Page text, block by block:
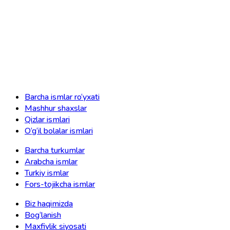
Barcha ismlar ro‘yxati
Mashhur shaxslar
Qizlar ismlari
O‘g‘il bolalar ismlari
Barcha turkumlar
Arabcha ismlar
Turkiy ismlar
Fors-tojikcha ismlar
Biz haqimizda
Bog‘lanish
Maxfiylik siyosati